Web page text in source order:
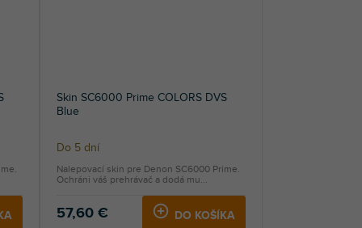
Skin SC6000 Prime COLORS DVS
Blue
Do 5 dní
57,60 € DO KOŠÍKA
Nalepovací skin pre Denon SC6000 Prime.
Ochráni váš prehrávač a dodá mu...